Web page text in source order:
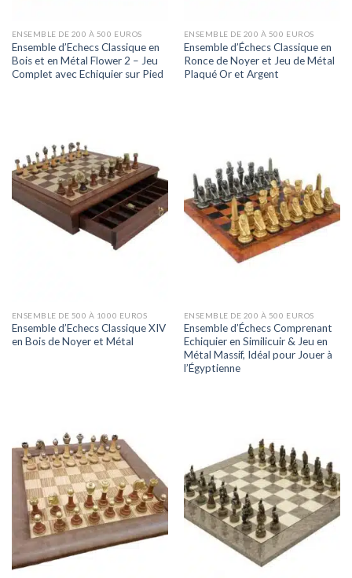
ENSEMBLE DE 200 À 500 EUROS
Ensemble d’Echecs Classique en
Bois et en Métal Flower 2 – Jeu
Complet avec Echiquier sur Pied
ENSEMBLE DE 200 À 500 EUROS
Ensemble d’Échecs Classique en
Ronce de Noyer et Jeu de Métal
Plaqué Or et Argent
ENSEMBLE DE 500 À 1000 EUROS
Ensemble d’Echecs Classique XIV
en Bois de Noyer et Métal
ENSEMBLE DE 200 À 500 EUROS
Ensemble d’Échecs Comprenant
Echiquier en Similicuir & Jeu en
Métal Massif, Idéal pour Jouer à
l’Égyptienne